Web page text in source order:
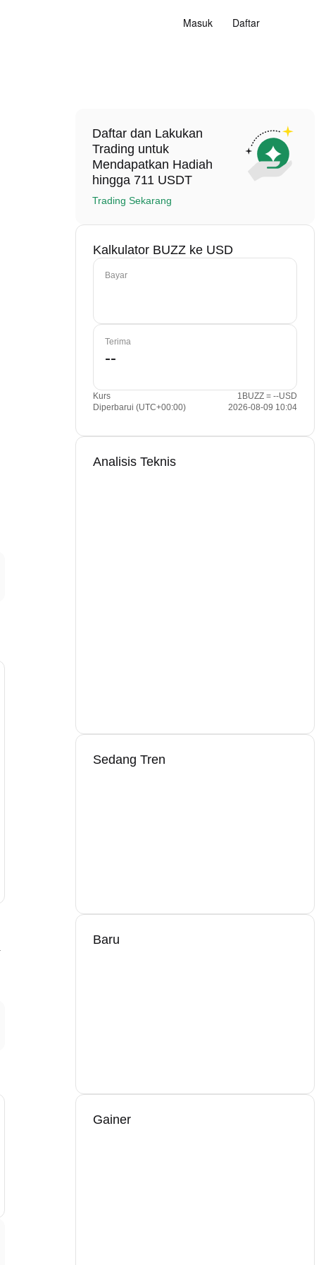
Masuk Daftar
Daftar dan Lakukan
Trading untuk
Mendapatkan Hadiah
hingga 711 USDT
Trading Sekarang
Kalkulator BUZZ ke USD
Bayar
Terima
Kurs
1BUZZ = --USD
Diperbarui (UTC+00:00)
2026-08-09 10:04
Analisis Teknis
Sedang Tren
Baru
Gainer